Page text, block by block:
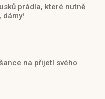
prádla, které nutně
dámy!
na přijetí svého